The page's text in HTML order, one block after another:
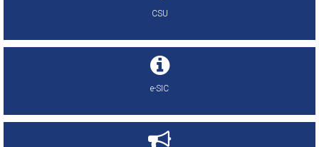
CSU
e-SIC